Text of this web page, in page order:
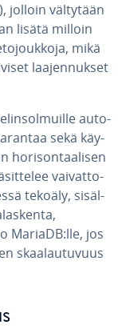
jolloin vältytään
lisätä milloin
mikä
laa­jen­nuk­set
au­to­
sekä käy­
ho­ri­son­taa­li­sen
vai­vat­to­
tekoäly, si­säl­
MariaDB:lle, jos
skaa­lau­tu­vuus